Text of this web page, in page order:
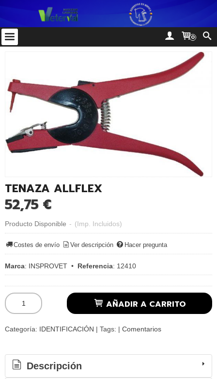
0
TENAZA ALLFLEX
52,75 €
Producto Disponible - (Imp. Incluidos)
Costes de envío Ver descripción Hacer pregunta
Marca: INSPROVET • Referencia: 12410
AÑADIR A CARRITO
Categoría: IDENTIFICACIÓN | Tags: | Comentarios
Descripción